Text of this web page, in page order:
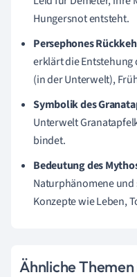
Hungersnot entsteht.
Persephones
erklärt die
(in der Unterwelt),
Symbolik des
Unterwelt
bindet.
Bedeutung des
Naturphänomene
Konzepte wie Leben,
Ähnliche